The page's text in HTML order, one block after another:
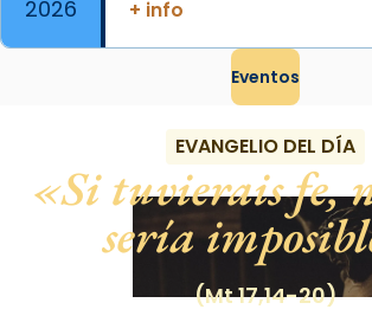
2026
+ info
Eventos
EVANGELIO DEL DÍA
Si tuvierais fe,
sería
(Mt 17,14-20)